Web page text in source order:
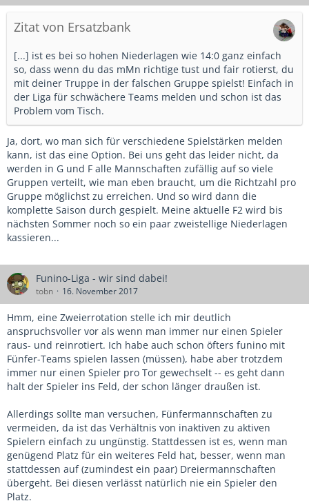
Zitat von Ersatzbank
[...] ist es bei so hohen Niederlagen wie 14:0 ganz einfach
so, dass wenn du das mMn richtige tust und fair rotierst, du
mit deiner Truppe in der falschen Gruppe spielst! Einfach in
der Liga für schwächere Teams melden und schon ist das
Problem vom Tisch.
Ja, dort, wo man sich für verschiedene Spielstärken melden
kann, ist das eine Option. Bei uns geht das leider nicht, da
werden in G und F alle Mannschaften zufällig auf so viele
Gruppen verteilt, wie man eben braucht, um die Richtzahl pro
Gruppe möglichst zu erreichen. Und so wird dann die
komplette Saison durch gespielt. Meine aktuelle F2 wird bis
nächsten Sommer noch so ein paar zweistellige Niederlagen
kassieren...
Funino-Liga - wir sind dabei!
tobn 16. November 2017
Hmm, eine Zweierrotation stelle ich mir deutlich
anspruchsvoller vor als wenn man immer nur einen Spieler
raus- und reinrotiert. Ich habe auch schon öfters funino mit
Fünfer-Teams spielen lassen (müssen), habe aber trotzdem
immer nur einen Spieler pro Tor gewechselt -- es geht dann
halt der Spieler ins Feld, der schon länger draußen ist.
Allerdings sollte man versuchen, Fünfermannschaften zu
vermeiden, da ist das Verhältnis von inaktiven zu aktiven
Spielern einfach zu ungünstig. Stattdessen ist es, wenn man
genügend Platz für ein weiteres Feld hat, besser, wenn man
stattdessen auf (zumindest ein paar) Dreiermannschaften
übergeht. Bei diesen verlässt natürlich nie ein Spieler den
Platz.